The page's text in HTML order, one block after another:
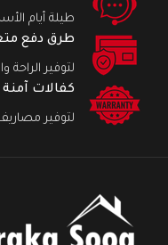
طيلة أيام
طرق دفع
لتوفير الراحة
كفالات
لتوفير